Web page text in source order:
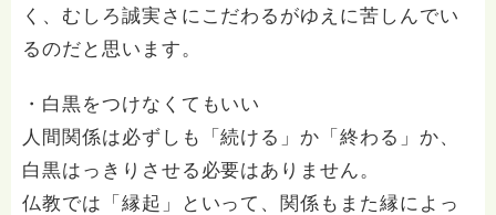
く、むしろ誠実さにこだわるがゆえに苦しんでい
るのだと思います。
・白黒をつけなくてもいい
人間関係は必ずしも「続ける」か「終わる」か、
白黒はっきりさせる必要はありません。
仏教では「縁起」といって、関係もまた縁によっ